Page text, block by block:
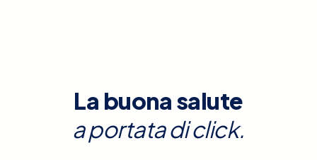
La buona salute
a portata di click.